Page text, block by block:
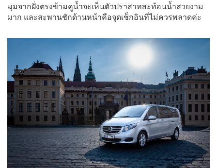
มุมจากฝั่งตรงข้ามคูน้ำจะเห็นตัวปราสาทสะท้อนน้ำสวยงาม
มาก และสะพานชักด้านหน้าคือจุดเช็กอินที่ไม่ควรพลาดค่ะ